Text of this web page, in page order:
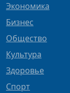
Экономика
Бизнес
Общество
Культура
Здоровье
Спорт